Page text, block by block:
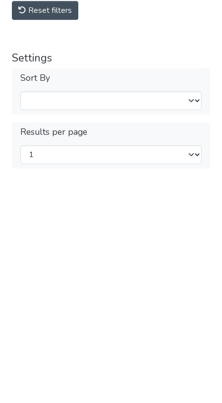
Reset filters
Settings
Sort By
Results per page